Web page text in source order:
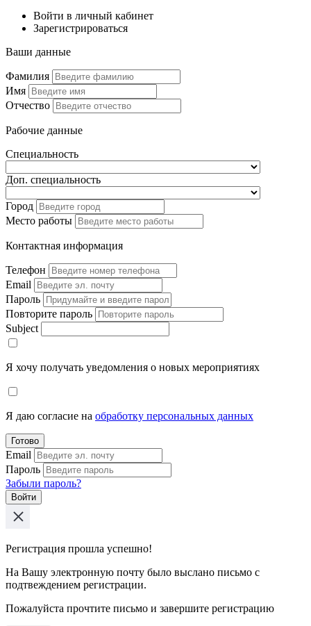
Войти в личный кабинет
Зарегистрироваться
Ваши данные
Фамилия
Имя
Отчество
Рабочие данные
Специальность
Доп. специальность
Город
Место работы
Контактная информация
Телефон
Email
Пароль
Повторите пароль
Subject
Я хочу получать уведомления о новых мероприятиях
Я даю согласие на обработку персональных данных
Готово
Email
Пароль
Забыли пароль?
Войти
Регистрация прошла успешно!
На Вашу электронную почту было выслано письмо с
подтвеждением регистрации.
Пожалуйста прочтите письмо и завершите регистрацию